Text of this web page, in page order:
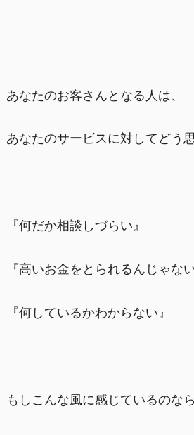
あなたのお客さんとなる人は、
あなたのサービスに対してどう
『何だか相談しづらい』
『高いお金をとられるんじゃな
『何しているかわからない』
もしこんな風に感じているのなら